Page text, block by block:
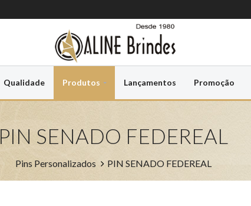
Qualidade Produtos Lançamentos Promoção
PIN SENADO FEDEREAL
Pins Personalizados PIN SENADO FEDEREAL